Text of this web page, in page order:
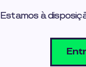
Estamos à